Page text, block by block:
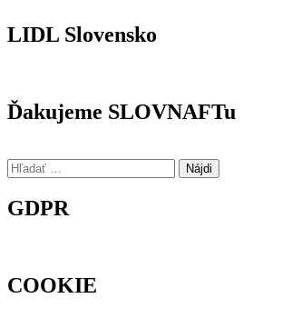
LIDL Slovensko
Ďakujeme SLOVNAFTu
Hľadať:
GDPR
COOKIE